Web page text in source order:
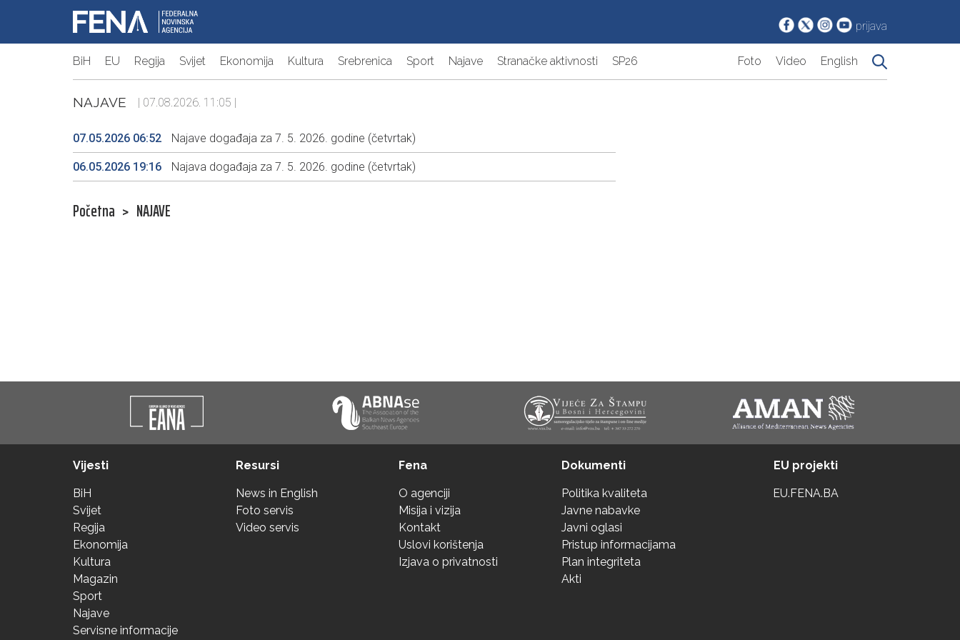
prijava
BiH EU Regija Svijet Ekonomija Kultura Srebrenica Sport Najave Stranačke aktivnosti SP26 Foto Video English
NAJAVE | 07.08.2026. 11:05 |
07.05.2026 06:52 Najave događaja za 7. 5. 2026. godine (četvrtak)
06.05.2026 19:16 Najava događaja za 7. 5. 2026. godine (četvrtak)
Početna > NAJAVE
Vijesti
BiH
Svijet
Regija
Ekonomija
Kultura
Magazin
Sport
Najave
Servisne informacije
Resursi
News in English
Foto servis
Video servis
Fena
O agenciji
Misija i vizija
Kontakt
Uslovi korištenja
Izjava o privatnosti
Dokumenti
Politika kvaliteta
Javne nabavke
Javni oglasi
Pristup informacijama
Plan integriteta
Akti
EU projekti
EU.FENA.BA